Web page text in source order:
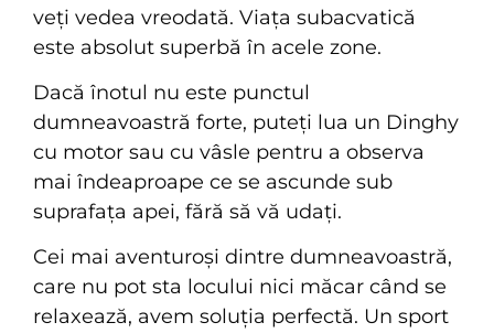
veți vedea vreodată. Viața subacvatică
este absolut superbă în acele zone.
Dacă înotul nu este punctul
dumneavoastră forte, puteți lua un Dinghy
cu motor sau cu vâsle pentru a observa
mai îndeaproape ce se ascunde sub
suprafața apei, fără să vă udați.
Cei mai aventuroși dintre dumneavoastră,
care nu pot sta locului nici măcar când se
relaxează, avem soluția perfectă. Un sport